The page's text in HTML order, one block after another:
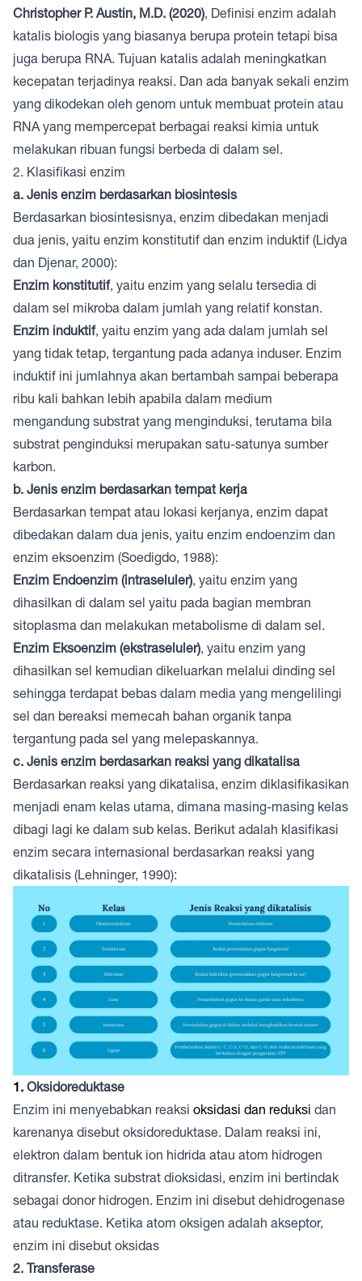
Christopher P. Austin, M.D. (2020), Definisi enzim adalah
katalis biologis yang biasanya berupa protein tetapi bisa
juga berupa RNA. Tujuan katalis adalah meningkatkan
kecepatan terjadinya reaksi. Dan ada banyak sekali enzim
yang dikodekan oleh genom untuk membuat protein atau
RNA yang mempercepat berbagai reaksi kimia untuk
melakukan ribuan fungsi berbeda di dalam sel.
2. Klasifikasi enzim
a. Jenis enzim berdasarkan biosintesis
Berdasarkan biosintesisnya, enzim dibedakan menjadi
dua jenis, yaitu enzim konstitutif dan enzim induktif (Lidya
dan Djenar, 2000):
Enzim konstitutif, yaitu enzim yang selalu tersedia di
dalam sel mikroba dalam jumlah yang relatif konstan.
Enzim induktif, yaitu enzim yang ada dalam jumlah sel
yang tidak tetap, tergantung pada adanya induser. Enzim
induktif ini jumlahnya akan bertambah sampai beberapa
ribu kali bahkan lebih apabila dalam medium
mengandung substrat yang menginduksi, terutama bila
substrat penginduksi merupakan satu-satunya sumber
karbon.
b. Jenis enzim berdasarkan tempat kerja
Berdasarkan tempat atau lokasi kerjanya, enzim dapat
dibedakan dalam dua jenis, yaitu enzim endoenzim dan
enzim eksoenzim (Soedigdo, 1988):
Enzim Endoenzim (intraseluler), yaitu enzim yang
dihasilkan di dalam sel yaitu pada bagian membran
sitoplasma dan melakukan metabolisme di dalam sel.
Enzim Eksoenzim (ekstraseluler), yaitu enzim yang
dihasilkan sel kemudian dikeluarkan melalui dinding sel
sehingga terdapat bebas dalam media yang mengelilingi
sel dan bereaksi memecah bahan organik tanpa
tergantung pada sel yang melepaskannya.
c. Jenis enzim berdasarkan reaksi yang dikatalisa
Berdasarkan reaksi yang dikatalisa, enzim diklasifikasikan
menjadi enam kelas utama, dimana masing-masing kelas
dibagi lagi ke dalam sub kelas. Berikut adalah klasifikasi
enzim secara internasional berdasarkan reaksi yang
dikatalisis (Lehninger, 1990):
1. Oksidoreduktase
Enzim ini menyebabkan reaksi oksidasi dan reduksi dan
karenanya disebut oksidoreduktase. Dalam reaksi ini,
elektron dalam bentuk ion hidrida atau atom hidrogen
ditransfer. Ketika substrat dioksidasi, enzim ini bertindak
sebagai donor hidrogen. Enzim ini disebut dehidrogenase
atau reduktase. Ketika atom oksigen adalah akseptor,
enzim ini disebut oksidas
2. Transferase